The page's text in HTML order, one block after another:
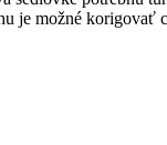
je možné korigovať